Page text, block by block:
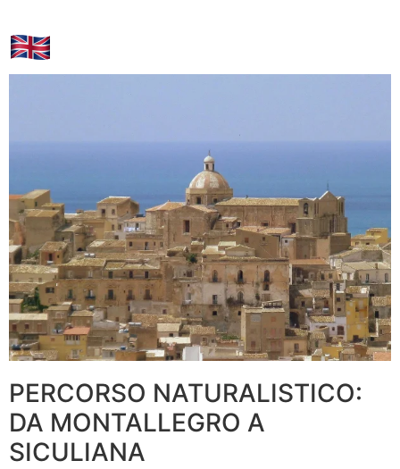
PERCORSO NATURALISTICO:
DA MONTALLEGRO A
SICULIANA